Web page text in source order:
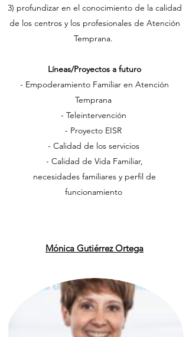
3) profundizar en el conocimiento de la calidad
de los centros y los profesionales de Atención
Temprana.
Líneas/Proyectos a futuro
- Empoderamiento Familiar en Atención
Temprana
- Teleintervención
- Proyecto EISR
- Calidad de los servicios
- Calidad de Vida Familiar,
necesidades familiares y perfil de
funcionamiento
​Mónica Gutiérrez Ortega